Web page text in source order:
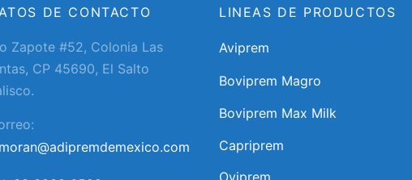
DE CONTACTO
Zapote #52, Colonia Las
CP 45690, El Salto
LINEAS DE PRODUCTOS
Aviprem
Boviprem Magro
Boviprem Max Milk
Capriprem